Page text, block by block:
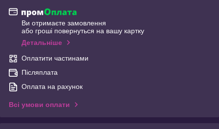
Ви отримаєте замовлення
або гроші повернуться на вашу картку
Детальніше
Оплатити частинами
Післяплата
Оплата на рахунок
Всі умови оплати